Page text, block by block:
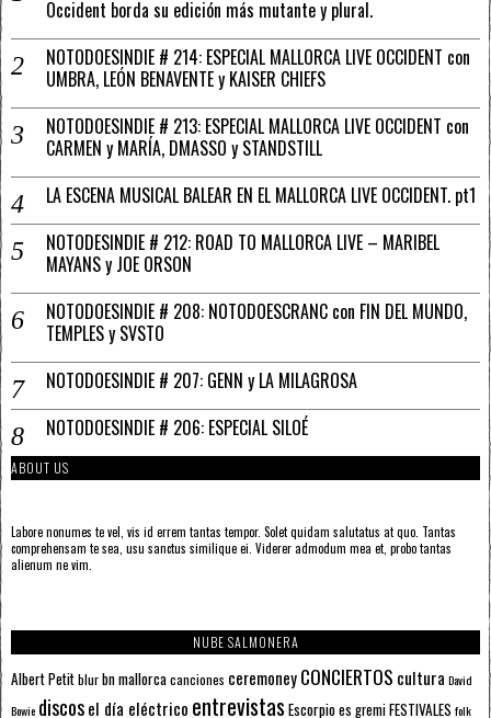
Occident borda su edición más mutante y plural.
NOTODOESINDIE # 214: ESPECIAL MALLORCA LIVE OCCIDENT con
UMBRA, LEÓN BENAVENTE y KAISER CHIEFS
NOTODOESINDIE # 213: ESPECIAL MALLORCA LIVE OCCIDENT con
CARMEN y MARÍA, DMASSO y STANDSTILL
LA ESCENA MUSICAL BALEAR EN EL MALLORCA LIVE OCCIDENT. pt1
NOTODESINDIE # 212: ROAD TO MALLORCA LIVE – MARIBEL
MAYANS y JOE ORSON
NOTODOESINDIE # 208: NOTODOESCRANC con FIN DEL MUNDO,
TEMPLES y SVSTO
NOTODOESINDIE # 207: GENN y LA MILAGROSA
NOTODOESINDIE # 206: ESPECIAL SILOÉ
ABOUT US
Labore nonumes te vel, vis id errem tantas tempor. Solet quidam salutatus at quo. Tantas
comprehensam te sea, usu sanctus similique ei. Viderer admodum mea et, probo tantas
alienum ne vim.
NUBE SALMONERA
Albert Petitblurbn mallorcacanciones ceremoneyCONCIERTOS cultura David
Bowie discosel día eléctrico entrevistas Escorpioes gremiFESTIVALES folk